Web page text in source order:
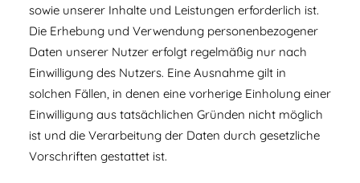
sowie unserer Inhalte und Leistungen erforderlich ist.
Die Erhebung und Verwendung personenbezogener
Daten unserer Nutzer erfolgt regelmäßig nur nach
Einwilligung des Nutzers. Eine Ausnahme gilt in
solchen Fällen, in denen eine vorherige Einholung einer
Einwilligung aus tatsächlichen Gründen nicht möglich
ist und die Verarbeitung der Daten durch gesetzliche
Vorschriften gestattet ist.